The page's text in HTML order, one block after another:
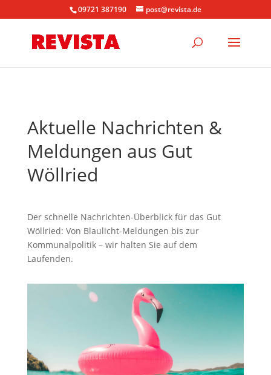
09721 387190 post@revista.de
Aktuelle Nachrichten &
Meldungen aus Gut
Wöllried
Der schnelle Nachrichten-Überblick für das Gut
Wöllried: Von Blaulicht-Meldungen bis zur
Kommunalpolitik – wir halten Sie auf dem
Laufenden.